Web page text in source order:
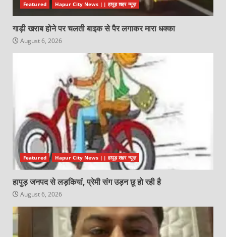
Featured Hapur City News || हापुड़ शहर न्यूज़
गाड़ी खराब होने पर चलती बाइक से पैर लगाकर मारा धक्का
August 6, 2026
Featured Hapur City News || हापुड़ शहर न्यूज़
हापुड़ जनपद से लड़कियां, प्रेमी संग उड़न छू हो रही है
August 6, 2026